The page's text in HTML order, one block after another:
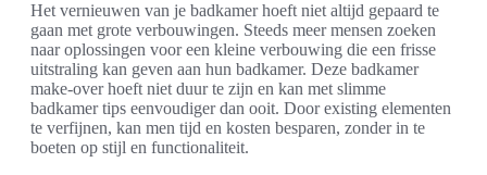
Het vernieuwen van je badkamer hoeft niet altijd gepaard te
gaan met grote verbouwingen. Steeds meer mensen zoeken
naar oplossingen voor een kleine verbouwing die een frisse
uitstraling kan geven aan hun badkamer. Deze badkamer
make-over hoeft niet duur te zijn en kan met slimme
badkamer tips eenvoudiger dan ooit. Door existing elementen
te verfijnen, kan men tijd en kosten besparen, zonder in te
boeten op stijl en functionaliteit.